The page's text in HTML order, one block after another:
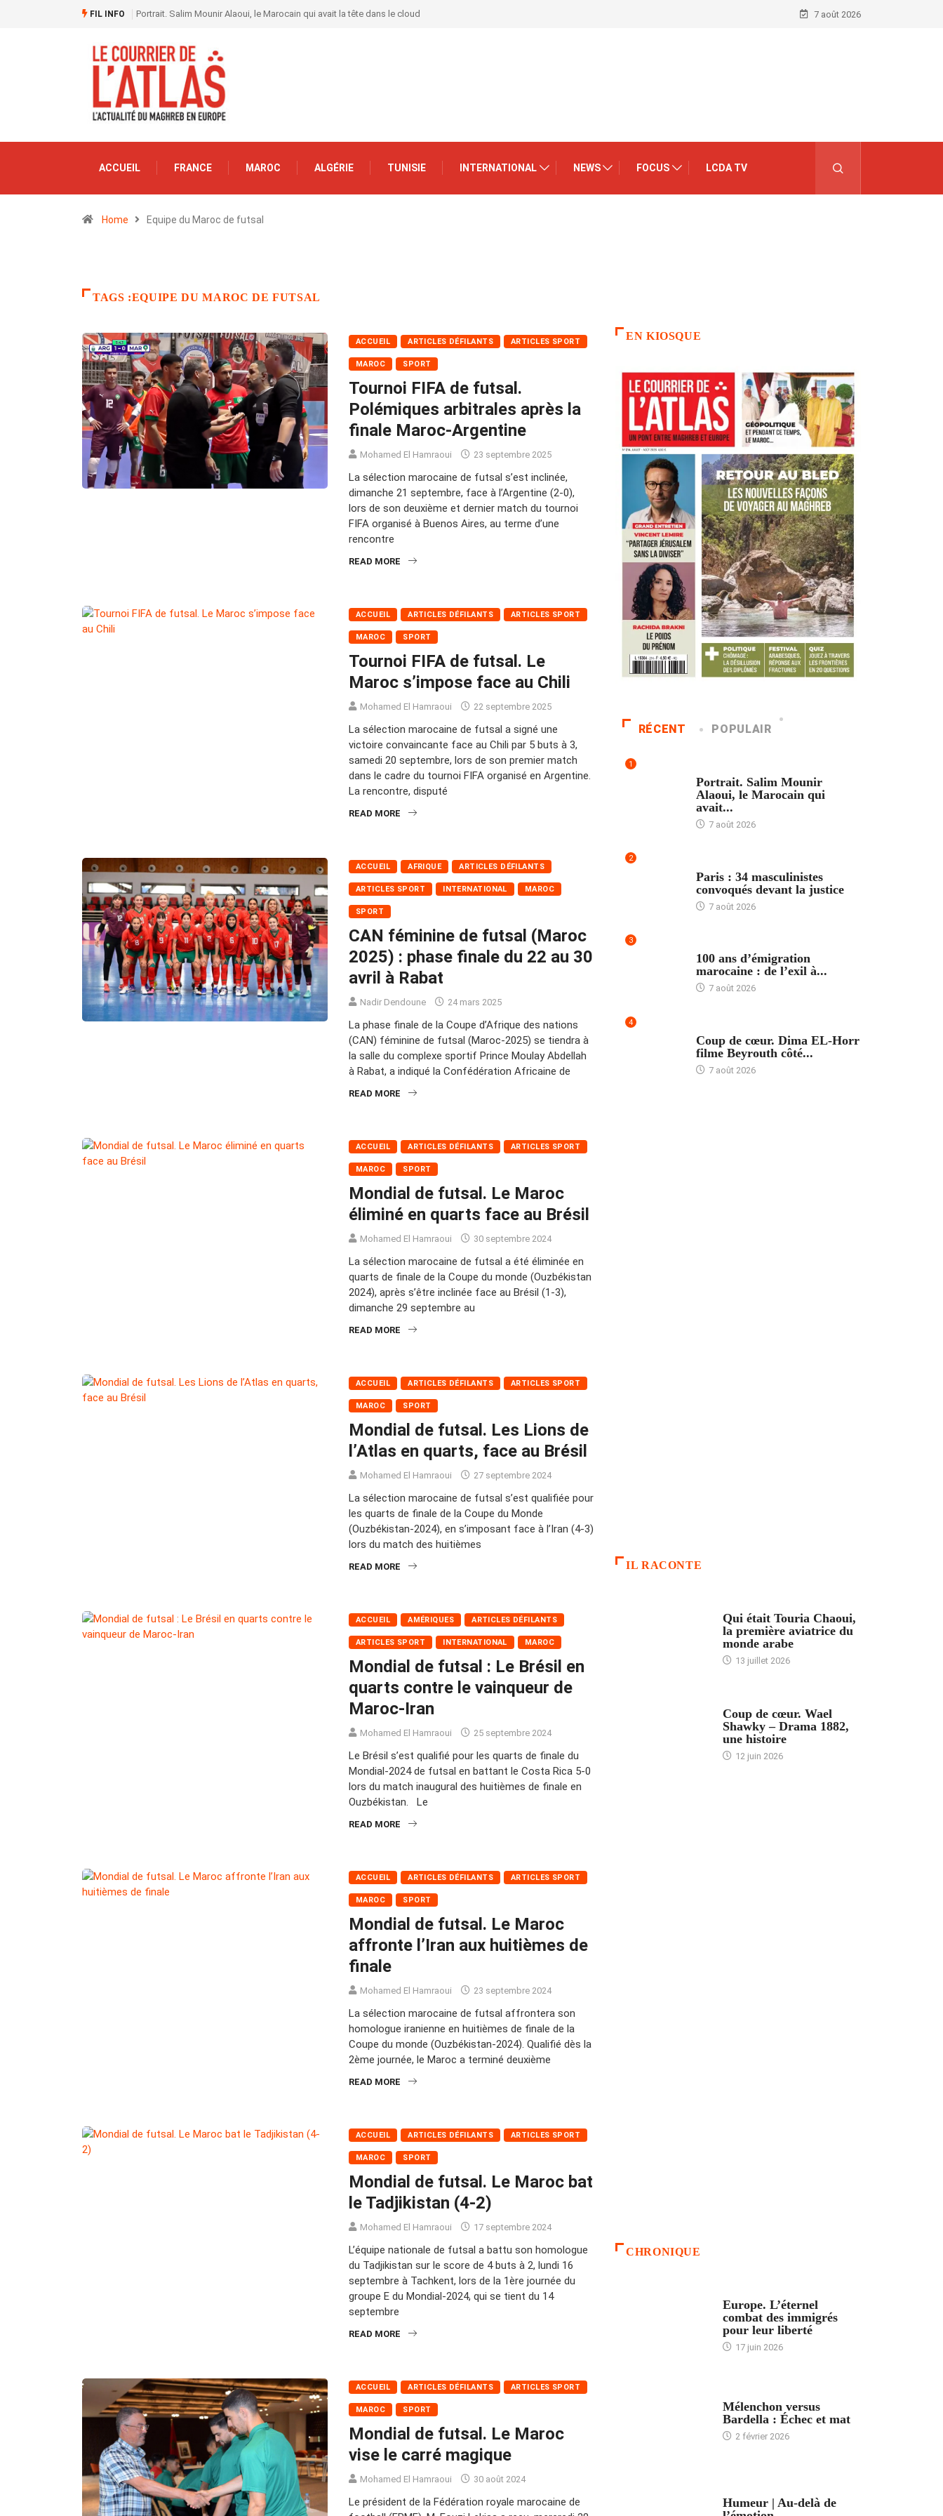
FIL INFO Portrait. Salim Mounir Alaoui, le Marocain qui avait la tête dans le cloud 7 août 2026
ACCUEIL FRANCE MAROC ALGÉRIE TUNISIE INTERNATIONAL NEWS FOCUS LCDA TV
Home Equipe du Maroc de futsal
TAGS :EQUIPE DU MAROC DE FUTSAL
ACCUEIL ARTICLES DÉFILANTS ARTICLES SPORT
MAROC SPORT
Tournoi FIFA de futsal.
Polémiques arbitrales après la
finale Maroc-Argentine
Mohamed El Hamraoui 23 septembre 2025
La sélection marocaine de futsal s’est inclinée,
dimanche 21 septembre, face à l’Argentine (2-0),
lors de son deuxième et dernier match du tournoi
FIFA organisé à Buenos Aires, au terme d’une
rencontre
READ MORE
ACCUEIL ARTICLES DÉFILANTS ARTICLES SPORT
MAROC SPORT
Tournoi FIFA de futsal. Le
Maroc s’impose face au Chili
Mohamed El Hamraoui 22 septembre 2025
La sélection marocaine de futsal a signé une
victoire convaincante face au Chili par 5 buts à 3,
samedi 20 septembre, lors de son premier match
dans le cadre du tournoi FIFA organisé en Argentine.
La rencontre, disputé
READ MORE
ACCUEIL AFRIQUE ARTICLES DÉFILANTS
ARTICLES SPORT INTERNATIONAL MAROC
SPORT
CAN féminine de futsal (Maroc
2025) : phase finale du 22 au 30
avril à Rabat
Nadir Dendoune 24 mars 2025
La phase finale de la Coupe d’Afrique des nations
(CAN) féminine de futsal (Maroc-2025) se tiendra à
la salle du complexe sportif Prince Moulay Abdellah
à Rabat, a indiqué la Confédération Africaine de
READ MORE
ACCUEIL ARTICLES DÉFILANTS ARTICLES SPORT
MAROC SPORT
Mondial de futsal. Le Maroc
éliminé en quarts face au Brésil
Mohamed El Hamraoui 30 septembre 2024
La sélection marocaine de futsal a été éliminée en
quarts de finale de la Coupe du monde (Ouzbékistan
2024), après s’être inclinée face au Brésil (1-3),
dimanche 29 septembre au
READ MORE
ACCUEIL ARTICLES DÉFILANTS ARTICLES SPORT
MAROC SPORT
Mondial de futsal. Les Lions de
l’Atlas en quarts, face au Brésil
Mohamed El Hamraoui 27 septembre 2024
La sélection marocaine de futsal s’est qualifiée pour
les quarts de finale de la Coupe du Monde
(Ouzbékistan-2024), en s’imposant face à l’Iran (4-3)
lors du match des huitièmes
READ MORE
ACCUEIL AMÉRIQUES ARTICLES DÉFILANTS
ARTICLES SPORT INTERNATIONAL MAROC
Mondial de futsal : Le Brésil en
quarts contre le vainqueur de
Maroc-Iran
Mohamed El Hamraoui 25 septembre 2024
Le Brésil s’est qualifié pour les quarts de finale du
Mondial-2024 de futsal en battant le Costa Rica 5-0
lors du match inaugural des huitièmes de finale en
Ouzbékistan. Le
READ MORE
ACCUEIL ARTICLES DÉFILANTS ARTICLES SPORT
MAROC SPORT
Mondial de futsal. Le Maroc
affronte l’Iran aux huitièmes de
finale
Mohamed El Hamraoui 23 septembre 2024
La sélection marocaine de futsal affrontera son
homologue iranienne en huitièmes de finale de la
Coupe du monde (Ouzbékistan-2024). Qualifié dès la
2ème journée, le Maroc a terminé deuxième
READ MORE
ACCUEIL ARTICLES DÉFILANTS ARTICLES SPORT
MAROC SPORT
Mondial de futsal. Le Maroc bat
le Tadjikistan (4-2)
Mohamed El Hamraoui 17 septembre 2024
L’équipe nationale de futsal a battu son homologue
du Tadjikistan sur le score de 4 buts à 2, lundi 16
septembre à Tachkent, lors de la 1ère journée du
groupe E du Mondial-2024, qui se tient du 14
septembre
READ MORE
ACCUEIL ARTICLES DÉFILANTS ARTICLES SPORT
MAROC SPORT
Mondial de futsal. Le Maroc
vise le carré magique
Mohamed El Hamraoui 30 août 2024
Le président de la Fédération royale marocaine de
EN KIOSQUE
RÉCENT POPULAIR
1
Portrait. Salim Mounir
Alaoui, le Marocain qui
avait...
7 août 2026
2
Paris : 34 masculinistes
convoqués devant la justice
7 août 2026
3
100 ans d’émigration
marocaine : de l’exil à...
7 août 2026
4
Coup de cœur. Dima EL-Horr
filme Beyrouth côté...
7 août 2026
IL RACONTE
Qui était Touria Chaoui,
la première aviatrice du
monde arabe
13 juillet 2026
Coup de cœur. Wael
Shawky – Drama 1882,
une histoire
12 juin 2026
CHRONIQUE
Europe. L’éternel
combat des immigrés
pour leur liberté
17 juin 2026
Mélenchon versus
Bardella : Échec et mat
2 février 2026
Humeur | Au-delà de